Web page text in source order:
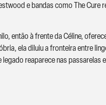
e bandas como The
então à frente da Céline,
ela diluiu a fronteira entre
reaparece nas